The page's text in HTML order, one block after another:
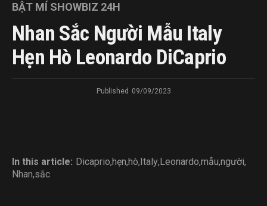
BẬT MÍ SHOWBIZ 24H
Nhan Sắc Người Mẫu Italy
Hẹn Hò Leonardo DiCaprio
Published 09/09/2023
In this article: Dicaprio,hẹn,hò,Italy,Leonardo,mẫu,người,
Nhan,sắc